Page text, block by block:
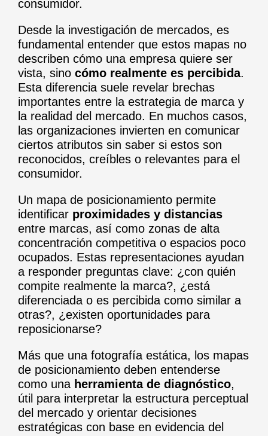
consumidor.
Desde la investigación de mercados, es
fundamental entender que estos mapas no
describen cómo una empresa quiere ser
vista, sino cómo realmente es percibida.
Esta diferencia suele revelar brechas
importantes entre la estrategia de marca y
la realidad del mercado. En muchos casos,
las organizaciones invierten en comunicar
ciertos atributos sin saber si estos son
reconocidos, creíbles o relevantes para el
consumidor.
Un mapa de posicionamiento permite
identificar proximidades y distancias
entre marcas, así como zonas de alta
concentración competitiva o espacios poco
ocupados. Estas representaciones ayudan
a responder preguntas clave: ¿con quién
compite realmente la marca?, ¿está
diferenciada o es percibida como similar a
otras?, ¿existen oportunidades para
reposicionarse?
Más que una fotografía estática, los mapas
de posicionamiento deben entenderse
como una herramienta de diagnóstico,
útil para interpretar la estructura perceptual
del mercado y orientar decisiones
estratégicas con base en evidencia del